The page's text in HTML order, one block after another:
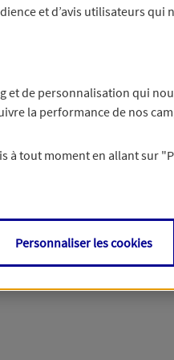
plus d’informations,
et d’avis utilisateurs
et de personnalisation qui
la performance de nos
à tout moment en allant sur
Personnaliser les cookies